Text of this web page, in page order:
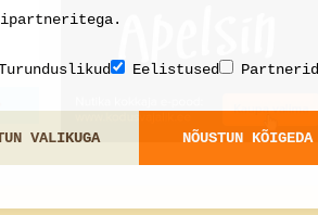
Eelistused Partnerid
VALIKUGA NÕUSTUN KÕIGEDA